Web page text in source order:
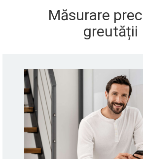
Măsurare
greutății